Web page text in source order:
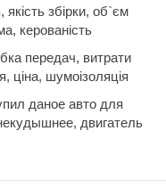
якість збірки, об`єм
керованість
передач, витрати
ціна, шумоізоляція
даное авто для
двигатель
в среднем 15.
то обогнать, разве